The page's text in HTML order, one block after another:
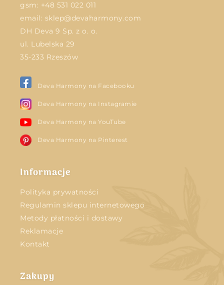
gsm: +48 531 022 011
email: sklep@devaharmony.com
DH Deva 9 Sp. z o. o.
ul. Lubelska 29
35-233 Rzeszów
Deva Harmony na Facebooku
Deva Harmony na Instagramie
Deva Harmony na YouTube
Deva Harmony na Pinterest
Informacje
Polityka prywatności
Regulamin sklepu internetowego
Metody płatności i dostawy
Reklamacje
Kontakt
Zakupy